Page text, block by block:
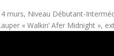
murs, Niveau Débutant-
« Walkin’ Afer Midnight »,